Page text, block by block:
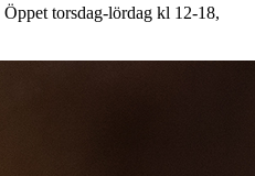
torsdag-lördag kl 12-18,